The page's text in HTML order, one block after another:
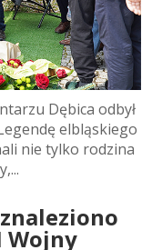
Dębica odbył
elbląskiego
nie tylko rodzina
Wojny